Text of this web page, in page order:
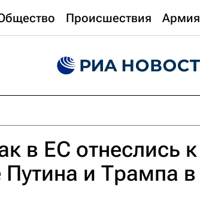
Происшествия Армия
в ЕС отнеслись к
Путина и Трампа в